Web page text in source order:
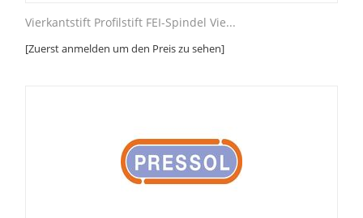
Vierkantstift Profilstift FEI-Spindel Vie...
[Zuerst anmelden um den Preis zu sehen]